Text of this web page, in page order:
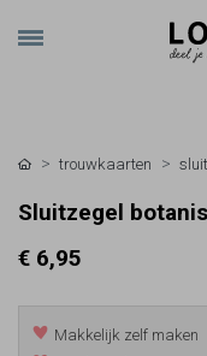
trouwkaarten
Sluitzegel
€ 6,95
Makkelijk zelf maken